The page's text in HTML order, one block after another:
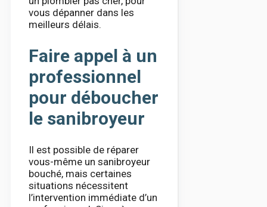
vous dépanner dans les
meilleurs délais.
Faire appel à un
professionnel
pour déboucher
le sanibroyeur
Il est possible de réparer
vous-même un sanibroyeur
bouché, mais certaines
situations nécessitent
l’intervention immédiate d’un